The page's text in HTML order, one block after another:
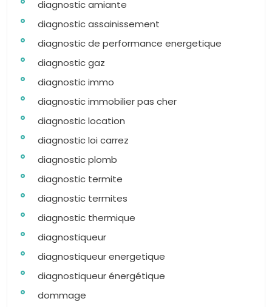
diagnostic amiante
diagnostic assainissement
diagnostic de performance energetique
diagnostic gaz
diagnostic immo
diagnostic immobilier pas cher
diagnostic location
diagnostic loi carrez
diagnostic plomb
diagnostic termite
diagnostic termites
diagnostic thermique
diagnostiqueur
diagnostiqueur energetique
diagnostiqueur énergétique
dommage